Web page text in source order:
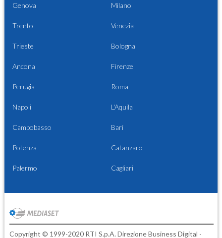
Genova Milano
Trento Venezia
Trieste Bologna
Ancona Firenze
Perugia Roma
Napoli L'Aquila
Campobasso Bari
Potenza Catanzaro
Palermo Cagliari
Copyright © 1999-2020 RTI S.p.A. Direzione Business Digital -